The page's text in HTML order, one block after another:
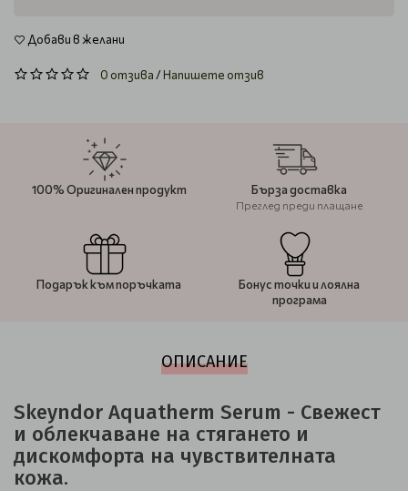
Добави в желани
0 отзива/Напишете отзив
100% Оригинален продукт Бърза доставка
Преглед преди плащане
Подарък към поръчката
Бонус точки и лоялна
програма
ОПИСАНИЕ
Skeyndor Aquatherm Serum - Свежест
и облекчаване на стягането и
дискомфорта на чувствителната
кожа.